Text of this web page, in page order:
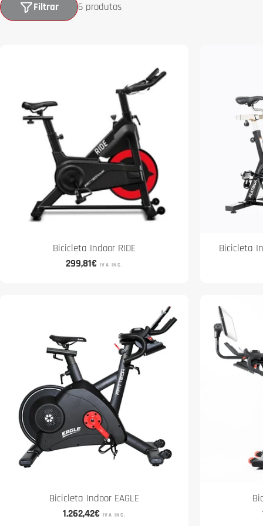
6 produtos
Filtrar
Bicicleta Indoor RIDE
Preço
299,81€ IVA INC.
Bicicleta
Bicicleta Indoor EAGLE
Preço
1.262,42€ IVA INC.